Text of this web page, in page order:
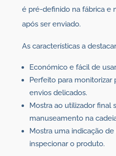
é pré-definido na fábrica e
após ser enviado.
As características a
Económico e fácil de
Perfeito para
envios delicados.
Mostra ao utilizador final
manuseamento na
Mostra uma indicação
inspecionar o produto.